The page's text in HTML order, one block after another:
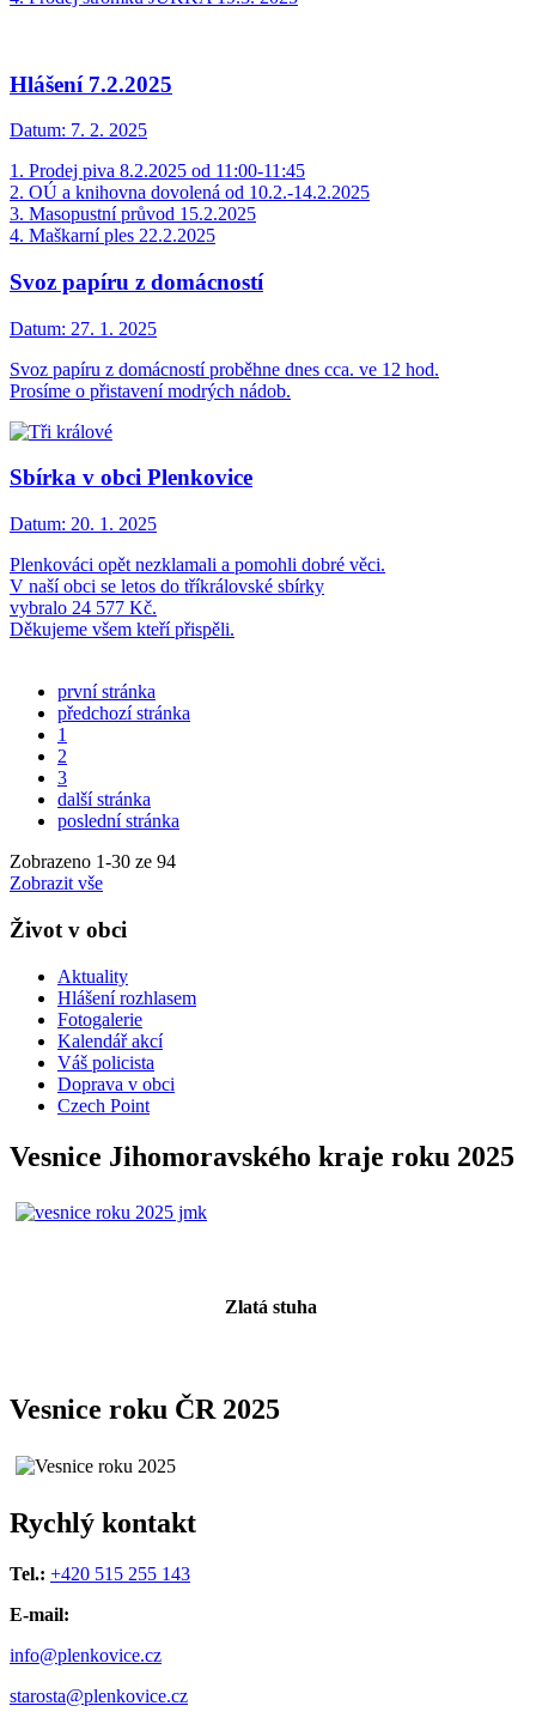
Hlášení 7.2.2025
Datum: 7. 2. 2025
1. Prodej piva 8.2.2025 od 11:00-11:45
2. OÚ a knihovna dovolená od 10.2.-14.2.2025
3. Masopustní průvod 15.2.2025
4. Maškarní ples 22.2.2025
Svoz papíru z domácností
Datum: 27. 1. 2025
Svoz papíru z domácností proběhne dnes cca. ve 12 hod.
Prosíme o přistavení modrých nádob.
Sbírka v obci Plenkovice
Datum: 20. 1. 2025
Plenkováci opět nezklamali a pomohli dobré věci.
V naší obci se letos do tříkrálovské sbírky
vybralo 24 577 Kč.
Děkujeme všem kteří přispěli.
první stránka
předchozí stránka
1
2
3
další stránka
poslední stránka
Zobrazeno 1-30 ze 94
Zobrazit vše
Život v obci
Aktuality
Hlášení rozhlasem
Fotogalerie
Kalendář akcí
Váš policista
Doprava v obci
Czech Point
Vesnice Jihomoravského kraje roku 2025
Zlatá stuha
Vesnice roku ČR 2025
Rychlý kontakt
Tel.: +420 515 255 143
E-mail:
info@plenkovice.cz
starosta@plenkovice.cz